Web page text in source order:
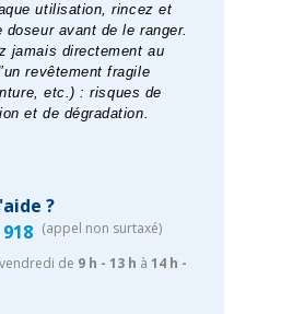
utilisation, rincez et
doseur avant de le ranger.
jamais directement au
revêtement fragile
etc.) : risques de
et de dégradation.
?
(appel non surtaxé)
de 9 h - 13 h à 14 h -